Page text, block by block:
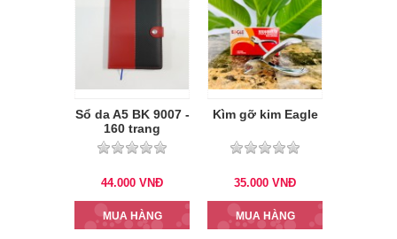
Sổ da A5 BK 9007 -
160 trang
44.000 VNĐ
MUA HÀNG
Kìm gỡ kim Eagle
35.000 VNĐ
MUA HÀNG